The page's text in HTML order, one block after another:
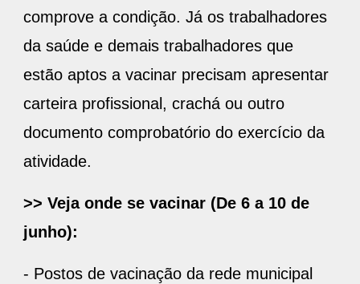
comprove a condição. Já os trabalhadores
da saúde e demais trabalhadores que
estão aptos a vacinar precisam apresentar
carteira profissional, crachá ou outro
documento comprobatório do exercício da
atividade.
>> Veja onde se vacinar (De 6 a 10 de
junho):
- Postos de vacinação da rede municipal